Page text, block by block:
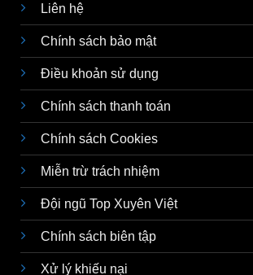
Liên hệ
Chính sách bảo mật
Điều khoản sử dụng
Chính sách thanh toán
Chính sách Cookies
Miễn trừ trách nhiệm
Đội ngũ Top Xuyên Việt
Chính sách biên tập
Xử lý khiếu nại